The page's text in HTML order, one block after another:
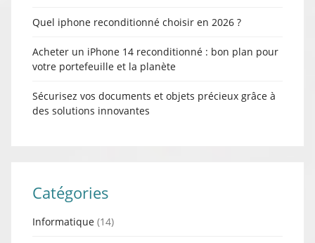
Quel iphone reconditionné choisir en 2026 ?
Acheter un iPhone 14 reconditionné : bon plan pour
votre portefeuille et la planète
Sécurisez vos documents et objets précieux grâce à
des solutions innovantes
Catégories
Informatique (14)